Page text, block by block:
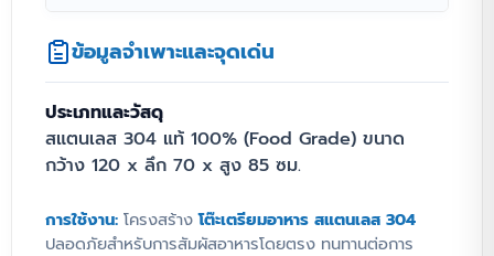
เพิ่มพื้นที่ทำงานแนวตั้งด้วย
เตรียมอาหารสแตนเลส 304
พร้อมชั้นลอย 2 ชั้น
การจัดสรรพื้นที่ในห้องครัวเชิงพาณิชย์คือหัวใจ
รสแตนเลส 304รุ่นนี้ออกแบบมาเพื่อการใช้งาน
พื้นที่อย่างคุ้มค่าสูงสุด ด้วยฟังก์ชันชั้นลอย 2 ชั้น
ข้อมูลจำเพาะและจุดเด่น
ประเภทและวัสดุ
สแตนเลส 304 แท้ 100% (Food Grade) ขนาด
กว้าง 120 x ลึก 70 x สูง 85 ซม.
การใช้งาน: โครงสร้างโต๊ะเตรียมอาหาร สแตนเลส 304
ปลอดภัยสำหรับการสัมผัสอาหารโดยตรง ทนทานต่อการ